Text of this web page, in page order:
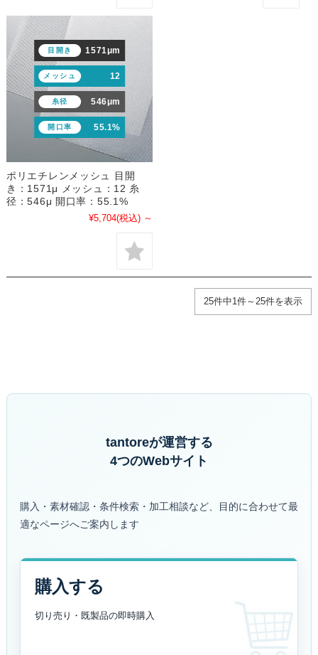
目開き 1571μm
メッシュ 12
糸径 546μm
開口率 55.1%
ポリエチレンメッシュ 目開
き：1571μ メッシュ：12 糸
径：546μ 開口率：55.1%
¥5,704(税込) ～
25件中1件～25件を表示
tantoreが運営する
4つのWebサイト
購入・素材確認・条件検索・加工相談など、目的に合わせて最
適なページへご案内します
購入する
切り売り・既製品の即時購入